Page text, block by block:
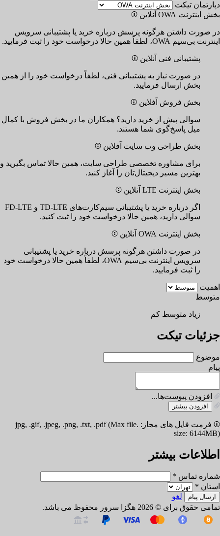
دپارتمان تیکت
بخش اینترنت OWA
آنلاین
در صورت داشتن هرگونه پرسش درباره خرید یا پشتیبانی سرویس
اینترنت بی‌سیم OWA، لطفاً همین حالا درخواست خود را ثبت فرمایید.
پشتیبانی فنی آنلاین
در صورت نیاز به پشتیبانی فنی، لطفاً درخواست خود را از همین
بخش ارسال فرمایید.
بخش فروش آفلاین
سوالی پیش از خرید دارید؟ همکاران ما در بخش فروش با کمال
میل پاسخ‌گوی شما هستند.
بخش طراحی وب سایت آفلاین
برای مشاوره تخصصی طراحی سایت، همین حالا تماس بگیرید و
بهترین مسیر دیجیتال‌تان را آغاز کنید.
بخش اینترنت LTE آنلاین
اگر درباره خرید یا پشتیبانی سیم‌کارت‌های TD-LTE و FD-LTE
سوالی دارید، همین حالا درخواست خود را ثبت کنید.
بخش اینترنت OWA آنلاین
در صورت داشتن هرگونه پرسش درباره خرید یا پشتیبانی
سرویس اینترنت بی‌سیم OWA، لطفاً همین حالا درخواست خود
را ثبت فرمایید.
اهمیت
متوسط
زیاد متوسط کم
جزئیات تیکت
موضوع
پیام
افزودن پیوست‌ها...
افزودن بیشتر
فرمت فایل های مجاز: .jpg, .gif, .jpeg, .png, .txt, .pdf (Max file
size: 6144MB)
اطلاعات بیشتر
شماره تماس *
استان *
لغو
تمامی حقوق برای © 2026 هگزا سرور محفوظ می باشد.